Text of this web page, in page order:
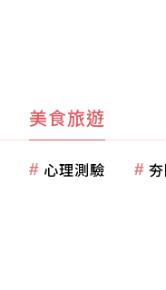
美食旅遊
心理測驗